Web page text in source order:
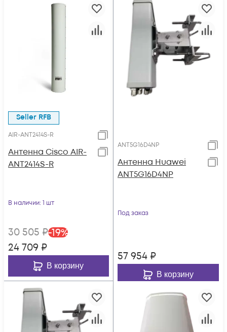
Seller RFB
AIR-ANT2414S-R
Антенна Cisco AIR-
ANT2414S-R
В наличии: 1 шт
30 505 ₽-19%
24 709 ₽
В корзину
ANT5G16D4NP
Антенна Huawei
ANT5G16D4NP
Под заказ
57 954 ₽
В корзину